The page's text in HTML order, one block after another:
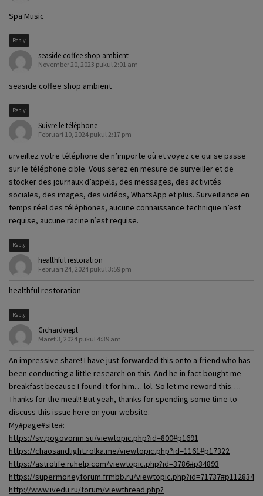
Spa Music
Reply
seaside coffee shop ambient
November 20, 2023 pukul 2:01 am
seaside coffee shop ambient
Reply
Suivre le téléphone
Februari 10, 2024 pukul 2:17 pm
urveillez votre téléphone de n’importe où et voyez ce qui se passe
sur le téléphone cible. Vous serez en mesure de surveiller et de
stocker des journaux d’appels, des messages, des activités
sociales, des images, des vidéos, WhatsApp et plus. Surveillance en
temps réel des téléphones, aucune connaissance technique n’est
requise, aucune racine n’est requise.
Reply
healthful restoration
Februari 24, 2024 pukul 3:59 pm
healthful restoration
Reply
Gichardviept
Maret 3, 2024 pukul 4:39 am
An impressive share! I have just forwarded this onto a friend who has
been conducting a little research on this. And he in fact bought me
breakfast because I found it for him… lol. So let me reword this….
Thanks for the meal!! But yeah, thanks for spending some time to
discuss this issue here on your website.
My#page#site#:
https://sv.pogovorim.su/viewtopic.php?id=800#p1691
https://chaosandlight.rolka.me/viewtopic.php?id=1161#p17322
https://astrolife.ruhelp.com/viewtopic.php?id=3786#p34893
https://supermoneyforum.frmbb.ru/viewtopic.php?id=71737#p112834
http://www.ivedu.ru/forum/viewthread.php?